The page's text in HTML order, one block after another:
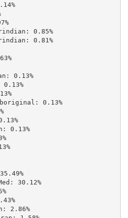
0.85%
0.81%
0.13%
0.13%
0.13%
30.12%
2.86%